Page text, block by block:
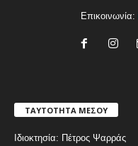
Επικοινωνία:
ΤΑΥΤΟΤΗΤΑ ΜΕΣΟΥ
Ιδιοκτησία: Πέτρος Ψαρράς